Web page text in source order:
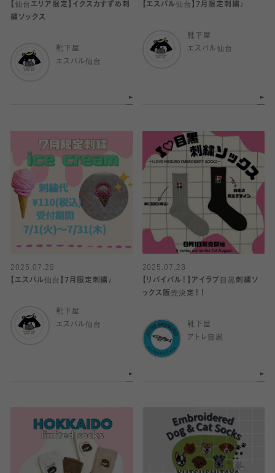
【仙台エリア限定】イクスカすずめ刺
繍ソックス
靴下屋
エスパル仙台
【エスパル仙台】7月限定刺繍♪
靴下屋
エスパル仙台
2025.07.29
【エスパル仙台】7月限定刺繍♪
靴下屋
エスパル仙台
2025.07.28
【リバイバル！】アイラブ目黒刺繍ソ
ックス販売決定！！
靴下屋
アトレ目黒